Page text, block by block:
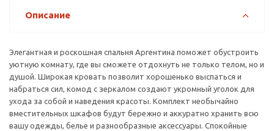
Описание
Элегантная и роскошная спальня Аргентина поможет обустроить
уютную комнату, где вы сможете отдохнуть не только телом, но и
душой. Широкая кровать позволит хорошенько выспаться и
набраться сил, комод с зеркалом создают укромный уголок для
ухода за собой и наведения красоты. Комплект необычайно
вместительных шкафов будут бережно и аккуратно хранить всю
вашу одежды, белье и разнообразные аксессуары. Спокойные